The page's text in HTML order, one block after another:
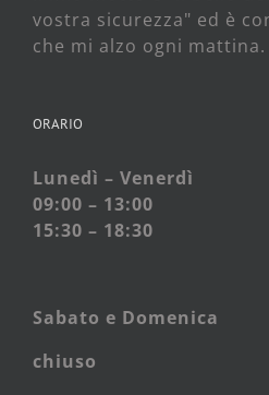
vostra sicurezza" ed è
che mi alzo ogni mattina.
ORARIO
Lunedì – Venerdì
09:00 – 13:00
15:30 – 18:30
Sabato e Domenica
chiuso